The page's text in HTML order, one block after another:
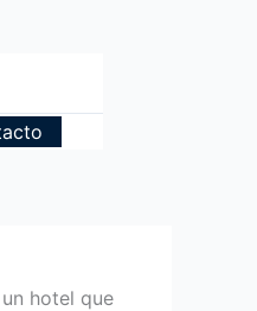
hotel que